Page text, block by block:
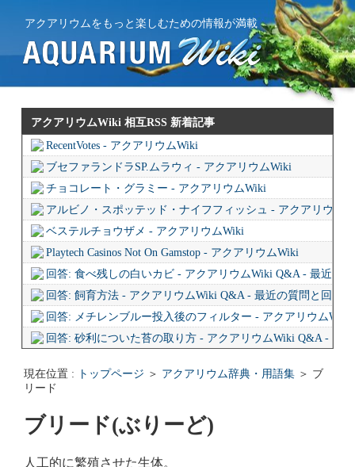
アクアリウムをもっと楽しむための情報が満載
アクアリウムWiki 相互RSS 新着記事
RecentVotes - アクアリウムWiki
ブセファランドラSP.ムラウィ - アクアリウムWiki
チョコレート・グラミー - アクアリウムWiki
アルビノ・スポッテッド・ナイフフィッシュ - アクアリウム
ベステルチョウザメ - アクアリウムWiki
Playtech Casinos Not On Gamstop - アクアリウムWiki
回答: 食べ残しの白いカビ - アクアリウムWiki Q&A - 最近の
回答: 飼育方法 - アクアリウムWiki Q&A - 最近の質問と回答
回答: メチレンブルー投入後のフィルター - アクアリウム
回答: 砂利についた苔の取り方 - アクアリウムWiki Q&A - 最
回答: ガラス面に卵を産まない貝っていますか？ - アクアリ
現在位置 : トップページ ＞ アクアリウム辞典・用語集 ＞ ブ
リード
ブリード(ぶりーど)
人工的に繁殖させた生体。